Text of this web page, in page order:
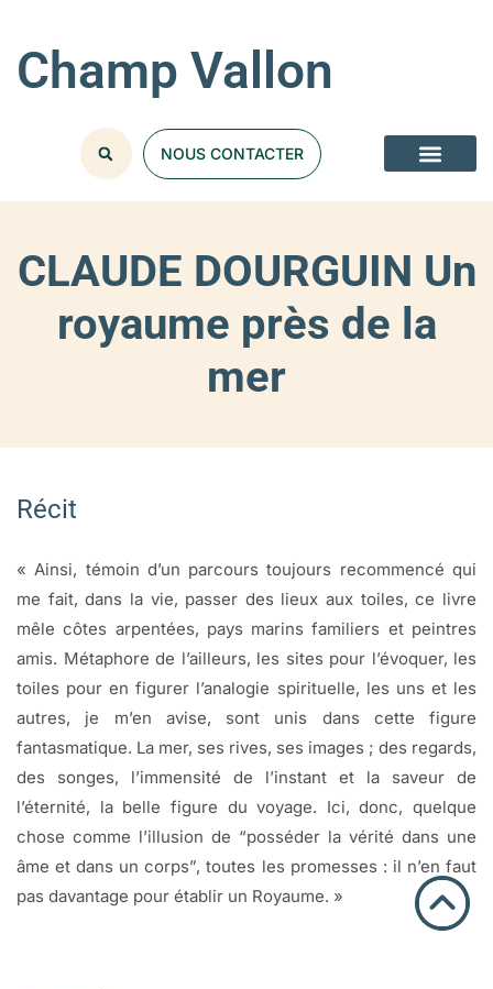
Champ Vallon
NOUS CONTACTER
CLAUDE DOURGUIN Un
royaume près de la
mer
Récit
« Ainsi, témoin d’un parcours toujours recommencé qui
me fait, dans la vie, passer des lieux aux toiles, ce livre
mêle côtes arpentées, pays marins familiers et peintres
amis. Métaphore de l’ailleurs, les sites pour l’évoquer, les
toiles pour en figurer l’analogie spirituelle, les uns et les
autres, je m’en avise, sont unis dans cette figure
fantasmatique. La mer, ses rives, ses images ; des regards,
des songes, l’immensité de l’instant et la saveur de
l’éternité, la belle figure du voyage. Ici, donc, quelque
chose comme l’illusion de “posséder la vérité dans une
âme et dans un corps”, toutes les promesses : il n’en faut
pas davantage pour établir un Royaume. »